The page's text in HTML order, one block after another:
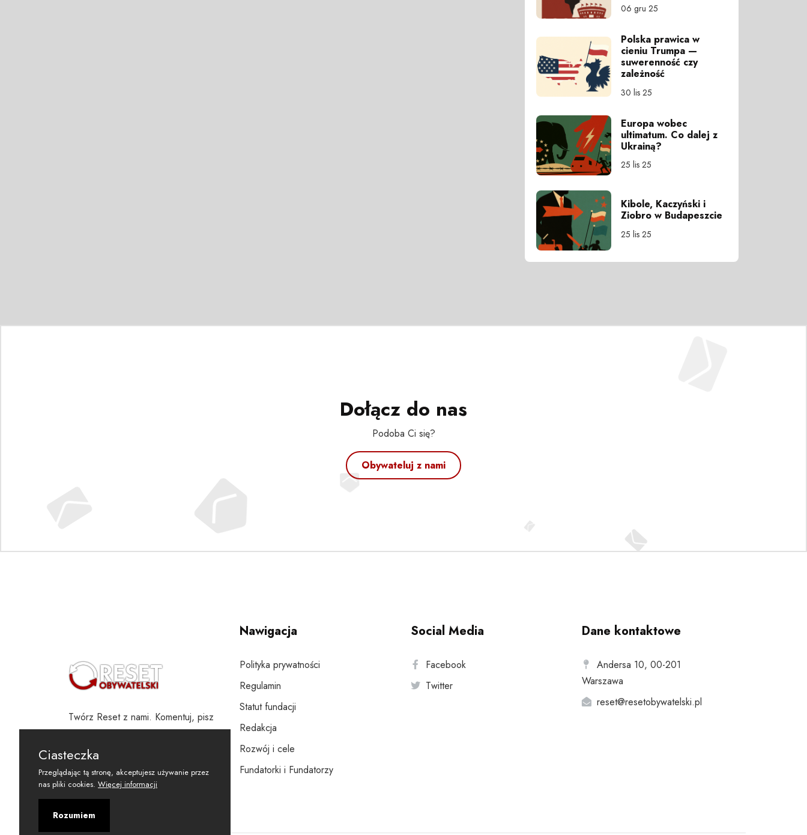
06 gru 25
Polska prawica w
cieniu Trumpa —
suwerenność czy
zależność
30 lis 25
Europa wobec
ultimatum. Co dalej z
Ukrainą?
25 lis 25
Kibole, Kaczyński i
Ziobro w Budapeszcie
25 lis 25
Dołącz do nas
Podoba Ci się?
Obywateluj z nami
Twórz Reset z nami. Komentuj, pisz
i wspieraj
Nawigacja
Polityka prywatności
Regulamin
Statut fundacji
Redakcja
Rozwój i cele
Fundatorki i Fundatorzy
Social Media
Facebook
Twitter
Dane kontaktowe
Andersa 10, 00-201
Warszawa
reset@resetobywatelski.pl
Ciasteczka
Przeglądając tą stronę, akceptujesz używanie przez
nas pliki cookies. Więcej informacji
Rozumiem